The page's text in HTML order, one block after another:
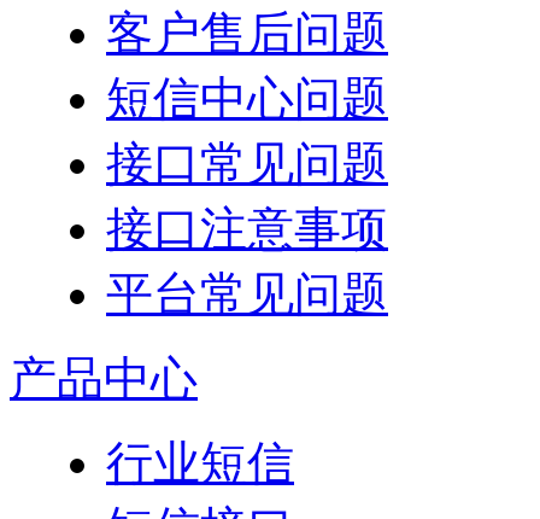
客户售后问题
短信中心问题
接口常见问题
接口注意事项
平台常见问题
产品中心
行业短信